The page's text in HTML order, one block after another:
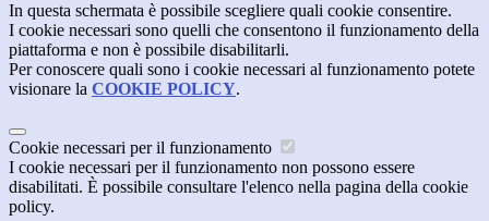
In questa schermata è possibile scegliere quali cookie consentire.
I cookie necessari sono quelli che consentono il funzionamento della
piattaforma e non è possibile disabilitarli.
Per conoscere quali sono i cookie necessari al funzionamento potete
visionare la COOKIE POLICY.
Cookie necessari per il funzionamento
I cookie necessari per il funzionamento non possono essere
disabilitati. È possibile consultare l'elenco nella pagina della cookie
policy.